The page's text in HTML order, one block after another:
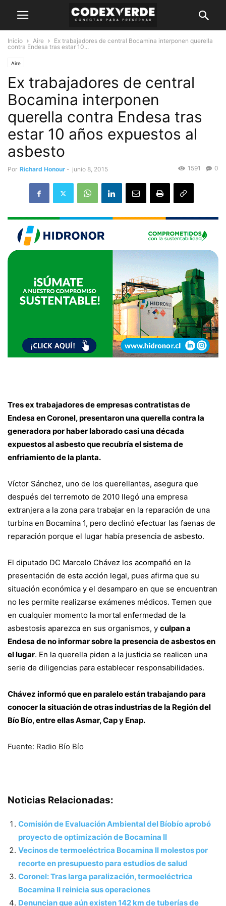
Inicio Aire
Ex trabajadores de central Bocamina interponen querella
contra Endesa tras estar 10...
Aire
Ex trabajadores de central
Bocamina interponen
querella contra Endesa tras
estar 10 años expuestos al
asbesto
Por Richard Honour - junio 8, 2015 0
1591
Tres ex trabajadores de empresas contratistas de
Endesa en Coronel, presentaron una querella contra la
generadora por haber laborado casi una década
expuestos al asbesto que recubría el sistema de
enfriamiento de la planta.
Víctor Sánchez, uno de los querellantes, asegura que
después del terremoto de 2010 llegó una empresa
extranjera a la zona para trabajar en la reparación de una
turbina en Bocamina 1, pero declinó efectuar las faenas de
reparación porque el lugar había presencia de asbesto.
El diputado DC Marcelo Chávez los acompañó en la
presentación de esta acción legal, pues afirma que su
situación económica y el desamparo en que se encuentran
no les permite realizarse exámenes médicos. Temen que
en cualquier momento la mortal enfermedad de la
asbestosis aparezca en sus organismos, y culpan a
Endesa de no informar sobre la presencia de asbestos en
el lugar. En la querella piden a la justicia se realicen una
serie de diligencias para establecer responsabilidades.
Chávez informó que en paralelo están trabajando para
conocer la situación de otras industrias de la Región del
Bío Bío, entre ellas Asmar, Cap y Enap.
Fuente: Radio Bío Bío
Noticias Relacionadas:
Comisión de Evaluación Ambiental del Bíobío aprobó
proyecto de optimización de Bocamina II
Vecinos de termoeléctrica Bocamina II molestos por
recorte en presupuesto para estudios de salud
Coronel: Tras larga paralización, termoeléctrica
Bocamina II reinicia sus operaciones
Denuncian que aún existen 142 km de tuberías de